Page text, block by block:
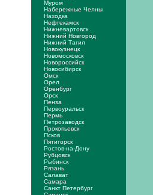
Муром
Набережные Челны
Находка
Нефтекамск
Нижневартовск
Нижний Новгород
Нижний Тагил
Новокузнецк
Новомосковск
Новороссийск
Новосибирск
Омск
Орел
Оренбург
Орск
Пенза
Первоуральск
Пермь
Петрозаводск
Прокопьевск
Псков
Пятигорск
Ростов-на-Дону
Рубцовск
Рыбинск
Рязань
Салават
Самара
Санкт Петербург